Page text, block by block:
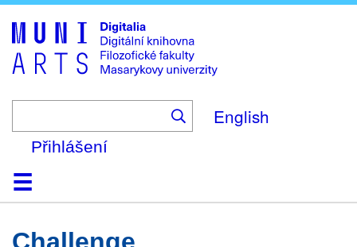
to
main
content
English
Přihlášení
DomůKolekce
Prohlížení
Vyhledávání
O platformě
Nápověda
KontaktDigitalia